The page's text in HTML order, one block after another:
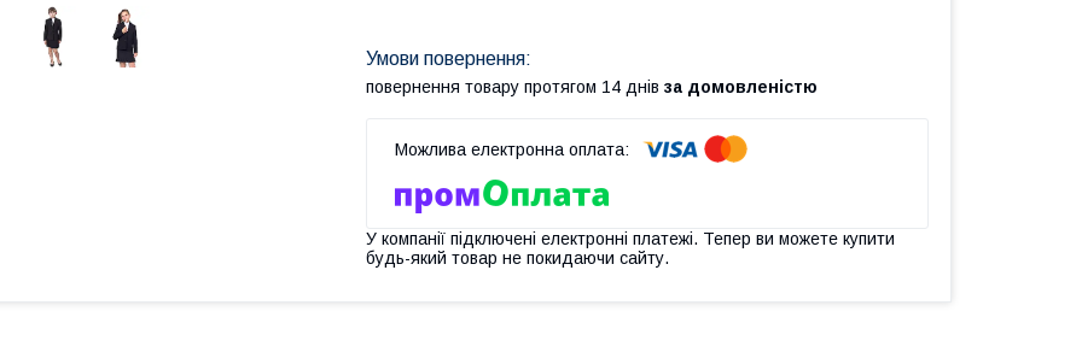
повернення товару протягом 14 днів за домовленістю
У компанії підключені електронні платежі. Тепер ви можете купити
будь-який товар не покидаючи сайту.